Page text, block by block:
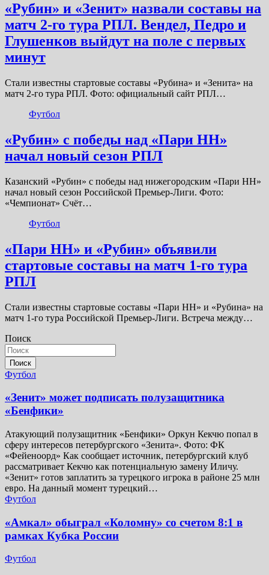
«Рубин» и «Зенит» назвали составы на
матч 2-го тура РПЛ. Вендел, Педро и
Глушенков выйдут на поле с первых
минут
Стали известны стартовые составы «Рубина» и «Зенита» на
матч 2-го тура РПЛ. Фото: официальный сайт РПЛ…
Футбол
«Рубин» с победы над «Пари НН»
начал новый сезон РПЛ
Казанский «Рубин» с победы над нижегородским «Пари НН»
начал новый сезон Российской Премьер-Лиги. Фото:
«Чемпионат» Счёт…
Футбол
«Пари НН» и «Рубин» объявили
стартовые составы на матч 1-го тура
РПЛ
Стали известны стартовые составы «Пари НН» и «Рубина» на
матч 1-го тура Российской Премьер-Лиги. Встреча между…
Поиск
Поиск
Футбол
«Зенит» может подписать полузащитника
«Бенфики»
Атакующий полузащитник «Бенфики» Оркун Кекчю попал в
сферу интересов петербургского «Зенита». Фото: ФК
«Фейеноорд» Как сообщает источник, петербургский клуб
рассматривает Кекчю как потенциальную замену Иличу.
«Зенит» готов заплатить за турецкого игрока в районе 25 млн
евро. На данный момент турецкий…
Футбол
«Амкал» обыграл «Коломну» со счетом 8:1 в
рамках Кубка России
Футбол